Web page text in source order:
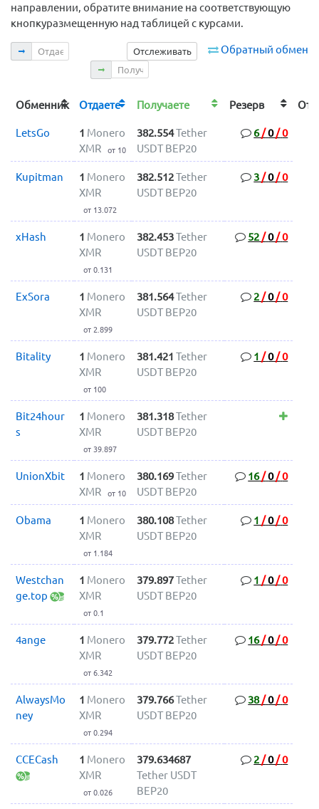
направлении, обратите внимание на соответствующую
кнопкуразмещенную над таблицей с курсами.
Обратный обмен
Отслеживать
Отдаете
Получаете
Обменник Отдаете Получаете Резерв
LetsGo 1 Monero
XMR
от 10
382.554Tether
USDT BEP20
6/0/0
Kupitman 1 Monero
XMR
от 13.072
382.512Tether
USDT BEP20
3 /0/0
xHash 1 Monero
XMR
от 0.131
382.453Tether
USDT BEP20
52 /0/0
ExSora 1 Monero
XMR
от 2.899
381.564Tether
USDT BEP20
2 /0/0
Bitality 1 Monero
XMR
от 100
381.421 Tether
USDT BEP20
1 /0/0
Bit24hour
s
1 Monero
XMR
от 39.897
381.318Tether
USDT BEP20
UnionXbit 1 Monero
XMR
от 10
380.169Tether
USDT BEP20
16/0/0
Obama 1 Monero
XMR
от 1.184
380.108Tether
USDT BEP20
1 /0/0
Westchan
ge.top
1 Monero
XMR
от 0.1
379.897Tether
USDT BEP20
1 /0/0
4ange 1 Monero
XMR
от 6.342
379.772Tether
USDT BEP20
16/0/0
AlwaysMo
ney
1 Monero
XMR
от 0.294
379.766Tether
USDT BEP20
38/0/0
CCECash 1 Monero
XMR
от 0.026
379.634687
Tether USDT
BEP20
2 /0/0